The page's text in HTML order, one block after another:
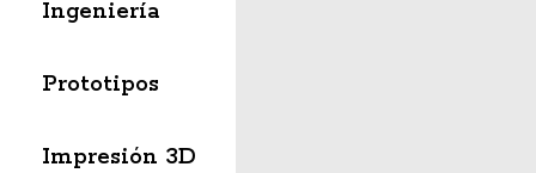
Ingeniería
Prototipos
Impresión 3D